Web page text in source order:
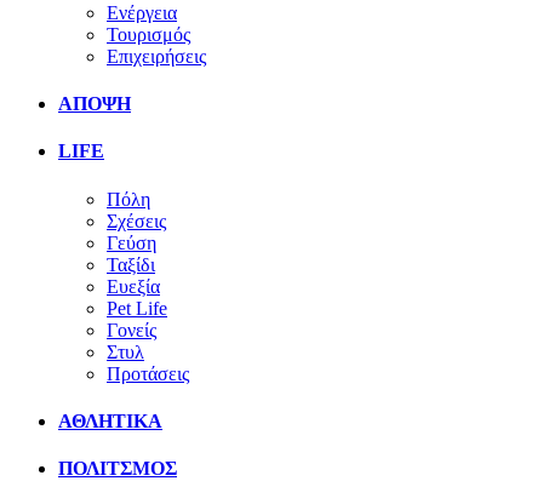
Ενέργεια
Τουρισμός
Επιχειρήσεις
ΑΠΟΨΗ
LIFE
Πόλη
Σχέσεις
Γεύση
Ταξίδι
Ευεξία
Pet Life
Γονείς
Στυλ
Προτάσεις
ΑΘΛΗΤΙΚΑ
ΠΟΛΙΤΣΜΟΣ